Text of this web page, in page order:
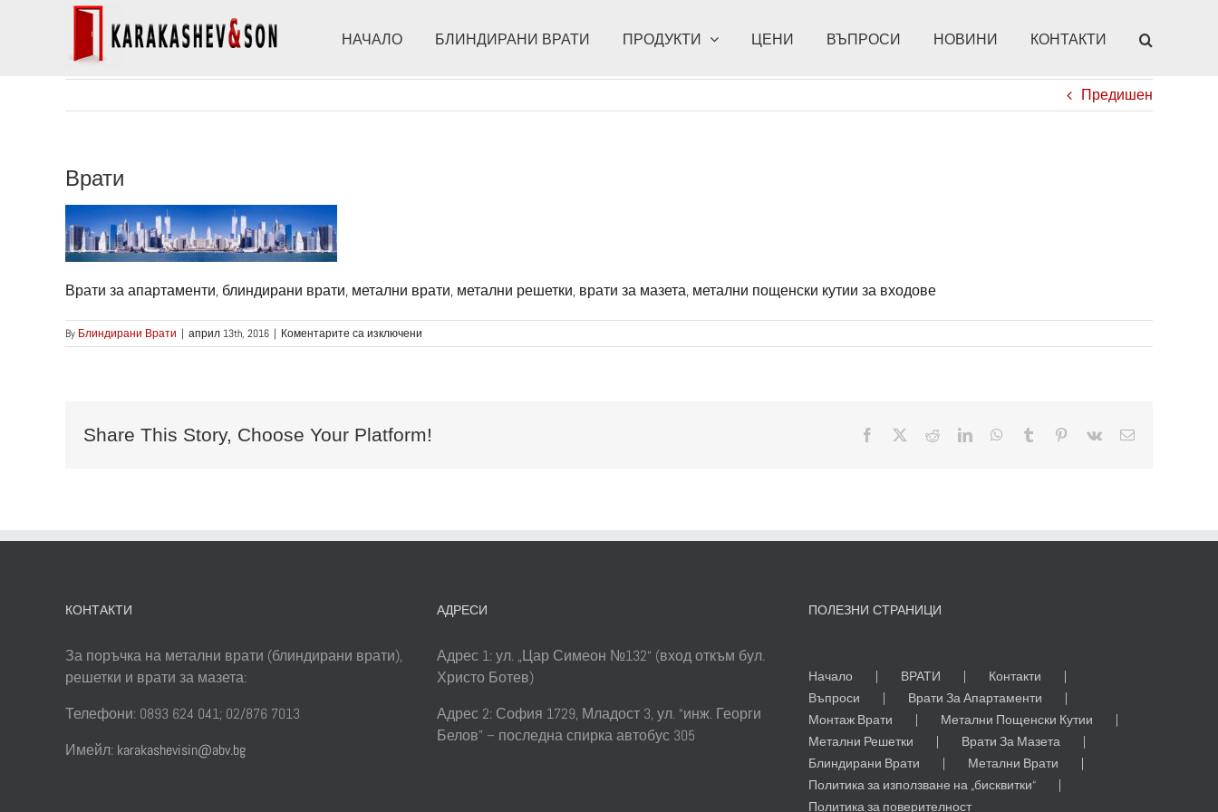
НАЧАЛО БЛИНДИРАНИ ВРАТИ ПРОДУКТИ ЦЕНИ ВЪПРОСИ НОВИНИ КОНТАКТИ
Предишен
Врати
Врати за апартаменти, блиндирани врати, метални врати, метални решетки, врати за мазета, метални пощенски кутии за входове
By Блиндирани Врати | април 13th, 2016 | Коментарите са изключени
Врати
Share This Story, Choose Your Platform! Facebook RedditLinkedInWhatsApp
Tumblr Pinterest
Vk
Електронна
КОНТАКТИ
За поръчка на метални врати (блиндирани врати),
решетки и врати за мазета:
Телефони: 0893 624 041; 02/876 7013
Имейл: karakashevisin@abv.bg
АДРЕСИ
Адрес 1: ул. „Цар Симеон №132“ (вход откъм бул.
Христо Ботев)
Адрес 2: София 1729, Младост 3, ул. “инж. Георги
Белов” – последна спирка автобус 305
ПОЛЕЗНИ СТРАНИЦИ
Начало ВРАТИ
Контакти
Въпроси
Врати За Апартаменти
Монтаж Врати
Метални Пощенски Кутии
Метални Решетки
Врати За Мазета
Блиндирани Врати
Метални Врати
Политика за използване на „бисквитки“
Политика за поверителност